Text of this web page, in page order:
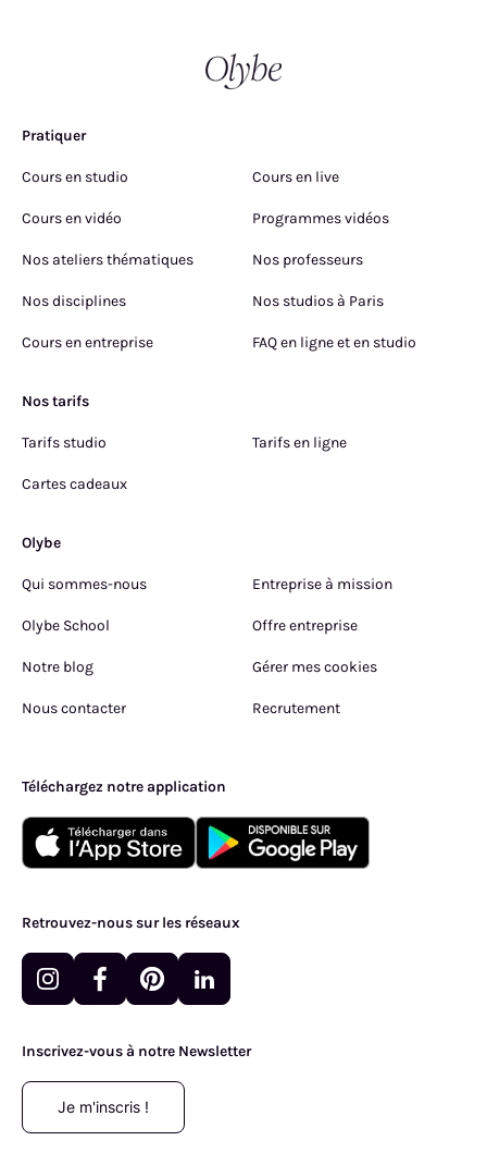
Pratiquer
Cours en studio Cours en live
Cours en vidéo Programmes vidéos
Nos ateliers thématiques Nos professeurs
Nos disciplines Nos studios à Paris
Cours en entreprise FAQ en ligne et en studio
Nos tarifs
Tarifs studio Tarifs en ligne
Cartes cadeaux
Olybe
Qui sommes-nous Entreprise à mission
Olybe School Offre entreprise
Notre blog Gérer mes cookies
Nous contacter Recrutement
Téléchargez notre application
Retrouvez-nous sur les réseaux
Inscrivez-vous à notre Newsletter
Je m'inscris !